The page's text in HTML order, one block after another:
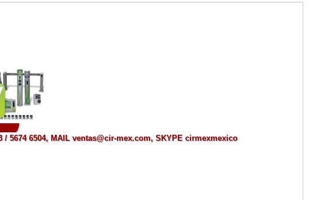
/ 5674 6504, MAIL ventas@cir-mex.com, SKYPE cirmexmexico